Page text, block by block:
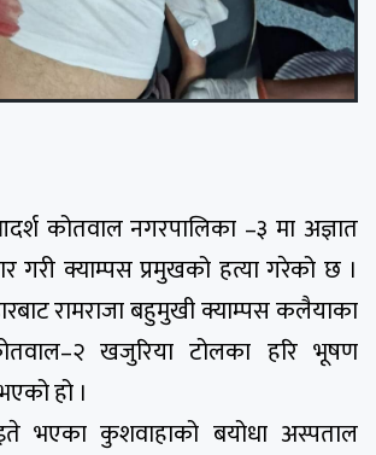
कोतवाल नगरपालिका –३ मा अज्ञात
गरी क्याम्पस प्रमुखको हत्या गरेको छ ।
रामराजा बहुमुखी क्याम्पस कलैयाका
खजुरिया टोलका हरि भूषण
हो ।
भएका कुशवाहाको बयोधा अस्पताल